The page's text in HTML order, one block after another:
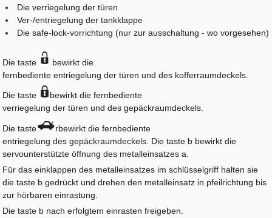
Die verriegelung der türen
Ver-/entriegelung der tankklappe
Die safe-lock-vorrichtung (nur zur ausschaltung - wo vorgesehen)
Die taste
bewirkt die
fernbediente entriegelung der türen und des kofferraumdeckels.
Die taste
bewirkt die fernbediente
verriegelung der türen und des gepäckraumdeckels.
Die taste
rbewirkt die fernbediente
entriegelung des gepäckraumdeckels. Die taste b bewirkt die
servounterstützte öffnung des metalleinsatzes a.
Für das einklappen des metalleinsatzes im schlüsselgriff halten sie
die taste b gedrückt und drehen den metalleinsatz in pfeilrichtung bis
zur hörbaren einrastung.
Die taste b nach erfolgtem einrasten freigeben.